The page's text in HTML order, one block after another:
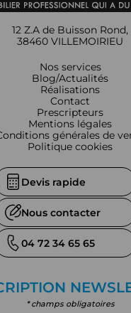
Devis rapide
Nous contacter
04 72 34 65 65
Nos services
Blog/Actualités
Réalisations
Contact
Prescripteurs
Mentions légales
générales de
Politique cookies
12 Z.A de Buisson Rond,
38460 VILLEMOIRIEU
* champs obligatoires